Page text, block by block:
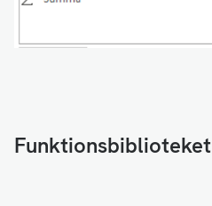
Funktionsbiblioteket